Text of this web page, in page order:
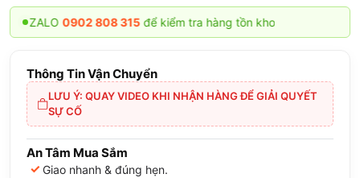
0902 808 315để kiểm tra hàng tồn kho
Thông Tin Vận Chuyển
LƯU Ý: QUAY VIDEO KHI NHẬN HÀNG ĐỂ GIẢI QUYẾT
SỰ CỐ
An Tâm Mua Sắm
✓ Giao nhanh & đúng hẹn.